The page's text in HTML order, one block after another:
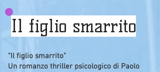
Il figlio smarrito
"Il figlio smarrito"
Un romanzo thriller psicologico di Paolo